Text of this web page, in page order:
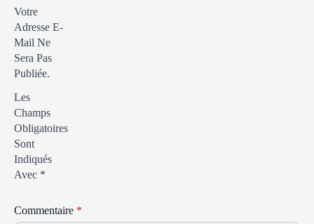
Votre
Adresse E-
Mail Ne
Sera Pas
Publiée.
Les
Champs
Obligatoires
Sont
Indiqués
Avec *
Commentaire *